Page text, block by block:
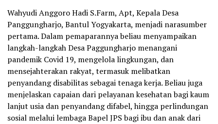
Wahyudi Anggoro Hadi S.Farm, Apt, Kepala Desa
Panggungharjo, Bantul Yogyakarta, menjadi narasumber
pertama. Dalam pemaparannya beliau menyampaikan
langkah-langkah Desa Paggungharjo menangani
pandemik Covid 19, mengelola lingkungan, dan
mensejahterakan rakyat, termasuk melibatkan
penyandang disabilitas sebagai tenaga kerja. Beliau juga
menjelaskan capaian dari pelayanan kesehatan bagi kaum
lanjut usia dan penyandang difabel, hingga perlindungan
sosial melalui lembaga Bapel JPS bagi ibu dan anak dari